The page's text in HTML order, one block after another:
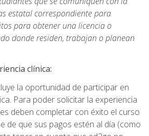
estatal correspondiente para
para obtener una licencia o
donde residen, trabajan o planean
clínica:
la oportunidad de participar en
Para poder solicitar la experiencia
deben completar con éxito el curso
de que sus pagos estén al día (como